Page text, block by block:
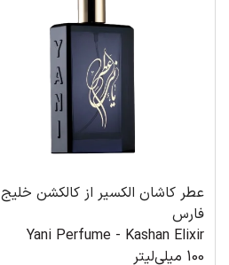
عطر کاشان الکسیر از کالکشن خلیج
فارس
Yani Perfume - Kashan Elixir
100 میلی‌لیتر